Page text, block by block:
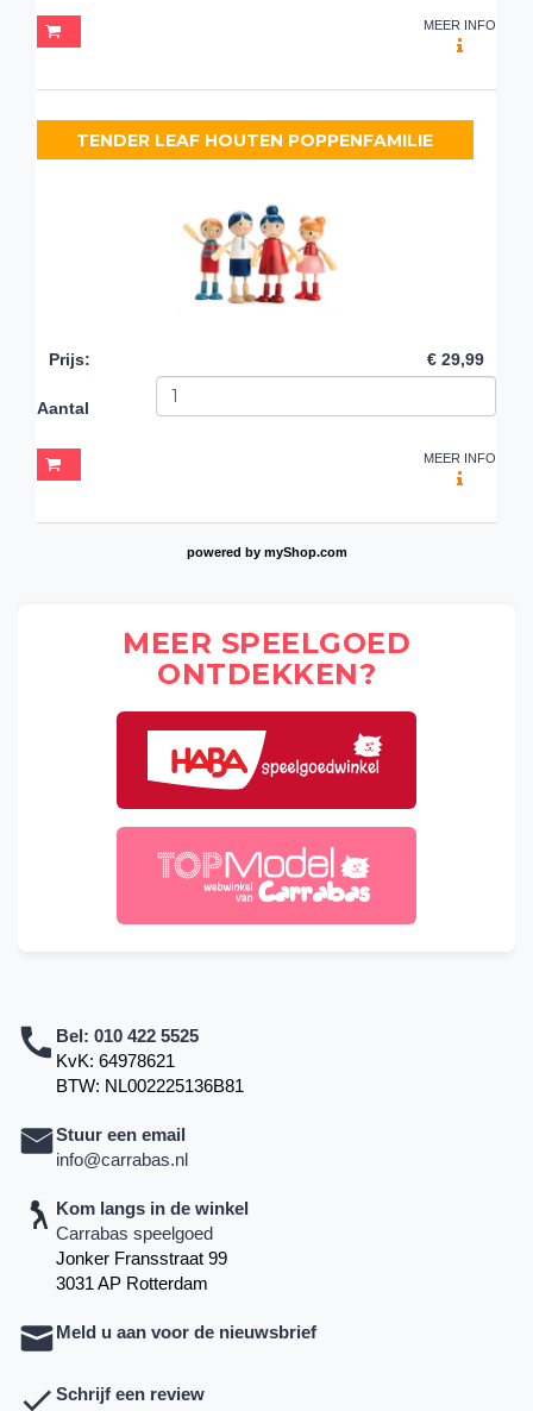
MEER INFO
TENDER LEAF HOUTEN POPPENFAMILIE
Prijs: € 29,99
Aantal
MEER INFO
powered by myShop.com
MEER SPEELGOED
ONTDEKKEN?
Bel: 010 422 5525
KvK: 64978621
BTW: NL002225136B81
Stuur een email
info@carrabas.nl
Kom langs in de winkel
Carrabas speelgoed
Jonker Fransstraat 99
3031 AP Rotterdam
Meld u aan voor de nieuwsbrief
Schrijf een review